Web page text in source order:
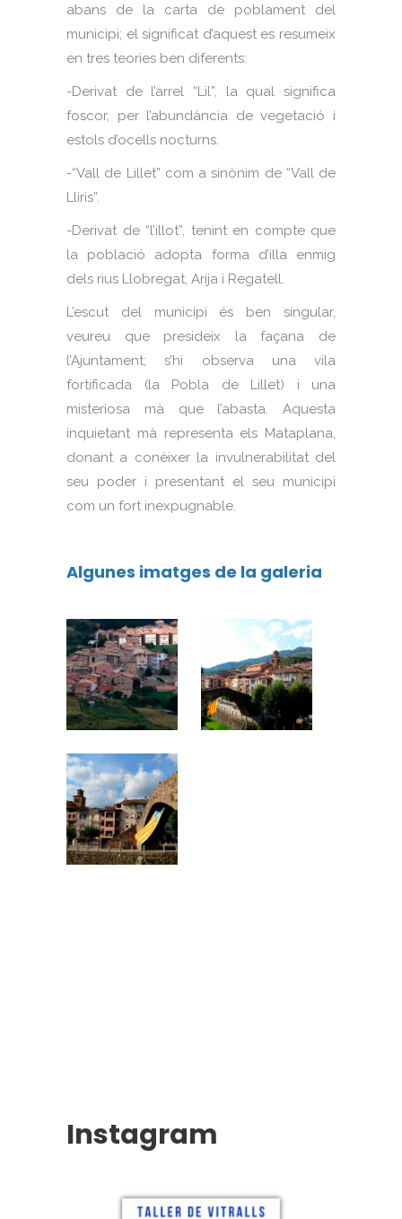
abans de la carta de poblament del
municipi; el significat d’aquest es resumeix
en tres teories ben diferents:
-Derivat de l’arrel “Lil”, la qual significa
foscor, per l’abundància de vegetació i
estols d’ocells nocturns.
-“Vall de Lillet” com a sinònim de “Vall de
Lliris”.
-Derivat de “l’illot”, tenint en compte que
la població adopta forma d’illa enmig
dels rius Llobregat, Arija i Regatell.
L’escut del municipi és ben singular,
veureu que presideix la façana de
l’Ajuntament; s’hi observa una vila
fortificada (la Pobla de Lillet) i una
misteriosa mà que l’abasta. Aquesta
inquietant mà representa els Mataplana,
donant a conèixer la invulnerabilitat del
seu poder i presentant el seu municipi
com un fort inexpugnable.
Algunes imatges de la galeria
Instagram